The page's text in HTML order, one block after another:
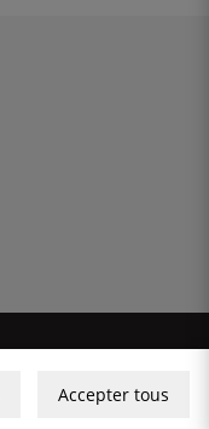
Accepter tous